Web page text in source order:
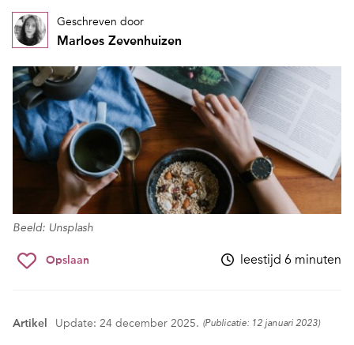
Geschreven door
Marloes Zevenhuizen
Beeld: Unsplash
Opslaan leestijd 6 minuten
Artikel Update: 24 december 2025. (Publicatie: 12 januari 2023)